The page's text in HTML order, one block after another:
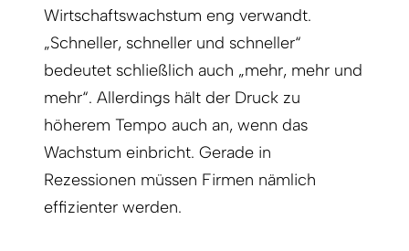
Wirtschaftswachstum eng verwandt.
„Schneller, schneller und schneller“
bedeutet schließlich auch „mehr, mehr und
mehr“. Allerdings hält der Druck zu
höherem Tempo auch an, wenn das
Wachstum einbricht. Gerade in
Rezessionen müssen Firmen nämlich
effizienter werden.